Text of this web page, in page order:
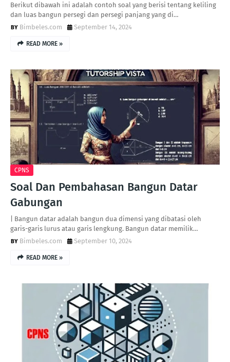
Berikut dibawah ini adalah contoh soal yang berisi tentang keliling
dan luas bangun persegi dan persegi panjang yang di…
Bimbeles.com
September 14, 2024
READ MORE »
CPNS
Soal Dan Pembahasan Bangun Datar
Gabungan
| Bangun datar adalah bangun dua dimensi yang dibatasi oleh
garis-garis lurus atau garis lengkung. Bangun datar memilik…
Bimbeles.com
September 10, 2024
READ MORE »